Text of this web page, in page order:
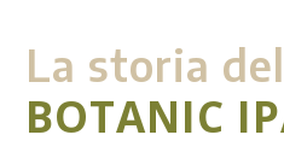
La storia
BOTANIC